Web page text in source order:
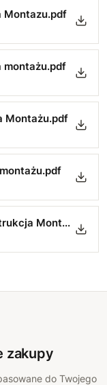
Montazu.pdf
montażu.pdf
Montażu.pdf
Nadstawka na szafę 40-50 - Instrukcja Montażu-min.pdf
zakupy
do Twojego